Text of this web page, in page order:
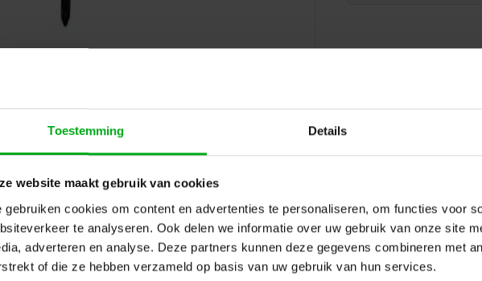
Toestemming Details
website maakt gebruik van cookies
gebruiken cookies om content en advertenties te personaliseren, om functies voor
te analyseren. Ook delen we informatie over uw gebruik van onze site
adverteren en analyse. Deze partners kunnen deze gegevens combineren met
of die ze hebben verzameld op basis van uw gebruik van hun services.